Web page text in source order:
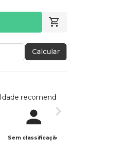
Calcular
Idade recomendada
Sem classificação